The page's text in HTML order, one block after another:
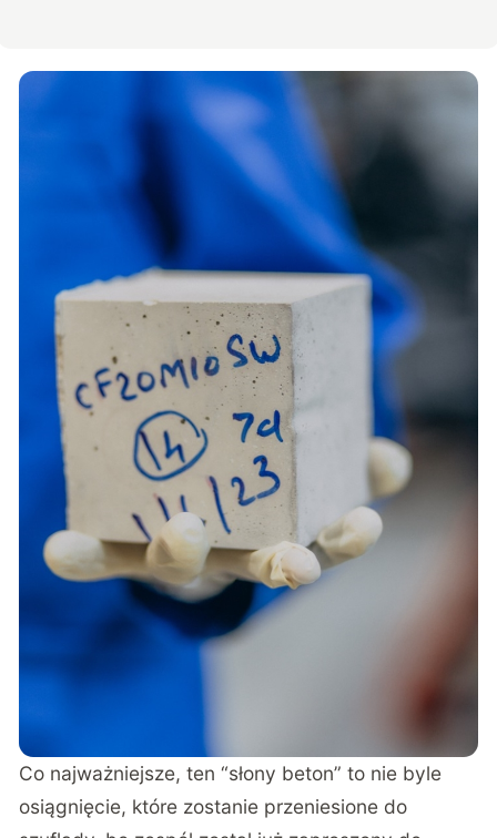
Co najważniejsze, ten “słony beton” to nie byle
osiągnięcie, które zostanie przeniesione do